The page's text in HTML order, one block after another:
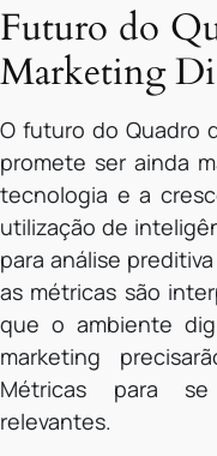
Futuro do
Marketing
O futuro do Quadro
promete ser ainda
tecnologia e a
utilização de
para análise
as métricas são
que o ambiente
marketing
Métricas para
relevantes.